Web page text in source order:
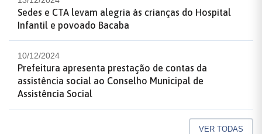
Sedes e CTA levam alegria às crianças do Hospital
Infantil e povoado Bacaba
10/12/2024
Prefeitura apresenta prestação de contas da
assistência social ao Conselho Municipal de
Assistência Social
VER TODAS